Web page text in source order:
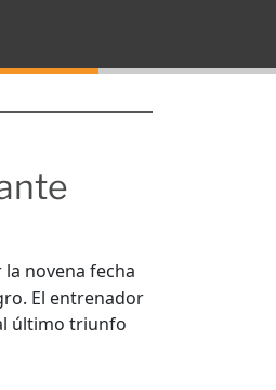
novena fecha
El entrenador
último triunfo